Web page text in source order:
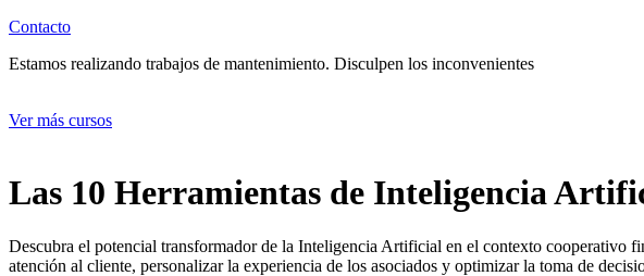
Contacto
Estamos realizando trabajos de mantenimiento. Disculpen los inconvenientes
Ver más cursos
Las 10 Herramientas de Inteligencia
Descubra el potencial transformador de la Inteligencia Artificial en el contexto cooperativo
atención al cliente, personalizar la experiencia de los asociados y optimizar la toma de